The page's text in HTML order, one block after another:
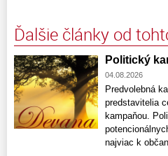
Ďalšie články od
Politický
04.08.2026
Predvolebná
predstavitelia
kampaňou.
najviac k